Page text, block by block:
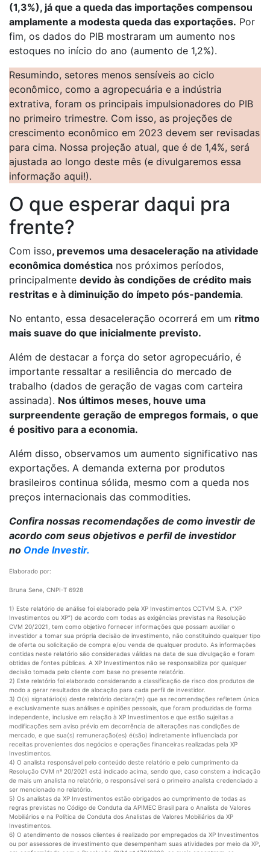
(1,3%), já que a queda das importações compensou
amplamente a modesta queda das exportações. Por
fim, os dados do PIB mostraram um aumento nos
estoques no início do ano (aumento de 1,2%).
Resumindo, setores menos sensíveis ao ciclo
econômico, como a agropecuária e a indústria
extrativa, foram os principais impulsionadores do PIB
no primeiro trimestre. Com isso, as projeções de
crescimento econômico em 2023 devem ser revisadas
para cima. Nossa projeção atual, que é de 1,4%, será
ajustada ao longo deste mês (e divulgaremos essa
informação aqui!).
O que esperar daqui pra
frente?
Com isso, prevemos uma desaceleração na atividade
econômica doméstica nos próximos períodos,
principalmente devido às condições de crédito mais
restritas e à diminuição do ímpeto pós-pandemia.
No entanto, essa desaceleração ocorrerá em um ritmo
mais suave do que inicialmente previsto.
Além de destacar a força do setor agropecuário, é
importante ressaltar a resiliência do mercado de
trabalho (dados de geração de vagas com carteira
assinada). Nos últimos meses, houve uma
surpreendente geração de empregos formais, o que
é positivo para a economia.
Além disso, observamos um aumento significativo nas
exportações. A demanda externa por produtos
brasileiros continua sólida, mesmo com a queda nos
preços internacionais das commodities.
Confira nossas recomendações de como investir de
acordo com seus objetivos e perfil de investidor
no Onde Investir.
Elaborado por:
Bruna Sene, CNPI-T 6928
1) Este relatório de análise foi elaborado pela XP Investimentos CCTVM S.A. (“XP
Investimentos ou XP”) de acordo com todas as exigências previstas na Resolução
CVM 20/2021, tem como objetivo fornecer informações que possam auxiliar o
investidor a tomar sua própria decisão de investimento, não constituindo qualquer tipo
de oferta ou solicitação de compra e/ou venda de qualquer produto. As informações
contidas neste relatório são consideradas válidas na data de sua divulgação e foram
obtidas de fontes públicas. A XP Investimentos não se responsabiliza por qualquer
decisão tomada pelo cliente com base no presente relatório.
2) Este relatório foi elaborado considerando a classificação de risco dos produtos de
modo a gerar resultados de alocação para cada perfil de investidor.
3) O(s) signatário(s) deste relatório declara(m) que as recomendações refletem única
e exclusivamente suas análises e opiniões pessoais, que foram produzidas de forma
independente, inclusive em relação à XP Investimentos e que estão sujeitas a
modificações sem aviso prévio em decorrência de alterações nas condições de
mercado, e que sua(s) remuneração(es) é(são) indiretamente influenciada por
receitas provenientes dos negócios e operações financeiras realizadas pela XP
Investimentos.
4) O analista responsável pelo conteúdo deste relatório e pelo cumprimento da
Resolução CVM nº 20/2021 está indicado acima, sendo que, caso constem a indicação
de mais um analista no relatório, o responsável será o primeiro analista credenciado a
ser mencionado no relatório.
5) Os analistas da XP Investimentos estão obrigados ao cumprimento de todas as
regras previstas no Código de Conduta da APIMEC Brasil para o Analista de Valores
Mobiliários e na Política de Conduta dos Analistas de Valores Mobiliários da XP
Investimentos.
6) O atendimento de nossos clientes é realizado por empregados da XP Investimentos
ou por assessores de investimento que desempenham suas atividades por meio da XP,